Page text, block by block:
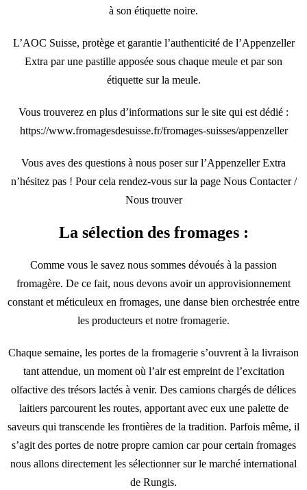
à son étiquette noire.
L’AOC Suisse, protège et garantie l’authenticité de l’Appenzeller
Extra par une pastille apposée sous chaque meule et par son
étiquette sur la meule.
Vous trouverez en plus d’informations sur le site qui est dédié :
https://www.fromagesdesuisse.fr/fromages-suisses/appenzeller
Vous aves des questions à nous poser sur l’Appenzeller Extra
n’hésitez pas ! Pour cela rendez-vous sur la page Nous Contacter /
Nous trouver
La sélection des fromages :
Comme vous le savez nous sommes dévoués à la passion
fromagère. De ce fait, nous devons avoir un approvisionnement
constant et méticuleux en fromages, une danse bien orchestrée entre
les producteurs et notre fromagerie.
Chaque semaine, les portes de la fromagerie s’ouvrent à la livraison
tant attendue, un moment où l’air est empreint de l’excitation
olfactive des trésors lactés à venir. Des camions chargés de délices
laitiers parcourent les routes, apportant avec eux une palette de
saveurs qui transcende les frontières de la tradition. Parfois même, il
s’agit des portes de notre propre camion car pour certain fromages
nous allons directement les sélectionner sur le marché international
de Rungis.